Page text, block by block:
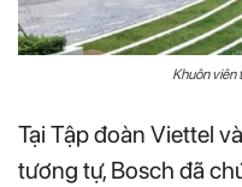
Khuôn viên
Tại Tập đoàn Viettel
tương tự, Bosch đã